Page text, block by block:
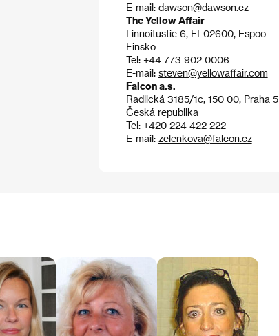
E-mail: dawson@dawson.cz
The Yellow Affair
Linnoitustie 6, FI-02600, Espoo
Finsko
Tel: +44 773 902 0006
E-mail: steven@yellowaffair.com
Falcon a.s.
Radlická 3185/1c, 150 00, Praha 5
Česká republika
Tel: +420 224 422 222
E-mail: zelenkova@falcon.cz